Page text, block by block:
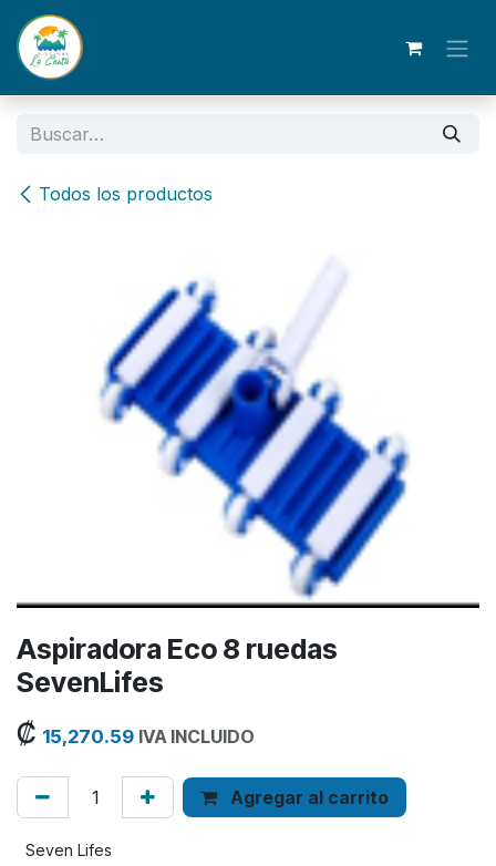
Ir al contenido
Todos los productos
Aspiradora Eco 8 ruedas
SevenLifes
₡ 15,270.59 IVA INCLUIDO
Agregar al carrito
Seven Lifes